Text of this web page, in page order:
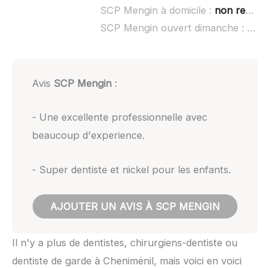
SCP Mengin à domicile : non renseigné
SCP Mengin ouvert dimanche :
non
Avis SCP Mengin:
- Une excellente professionnelle avec
beaucoup d'experience.
- Super dentiste et nickel pour les enfants.
AJOUTER UN AVIS À SCP MENGIN
Il n'y a plus de dentistes, chirurgiens-dentiste ou
dentiste de garde à Cheniménil, mais voici en voici